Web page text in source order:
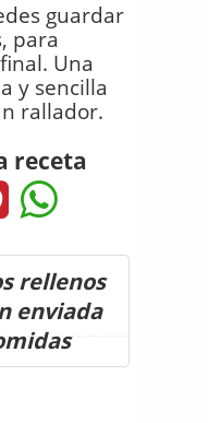
guardar
para
Una
y sencilla
rallador.
receta
rellenos
enviada